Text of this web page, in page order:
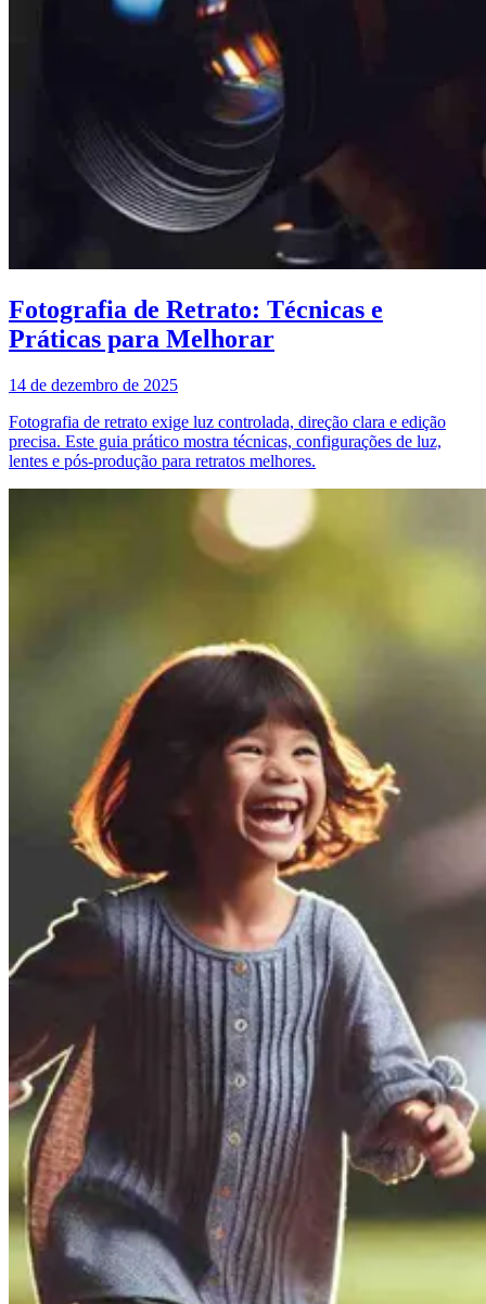
Fotografia de Retrato: Técnicas e
Práticas para Melhorar
14 de dezembro de 2025
Fotografia de retrato exige luz controlada, direção clara e edição
precisa. Este guia prático mostra técnicas, configurações de luz,
lentes e pós-produção para retratos melhores.